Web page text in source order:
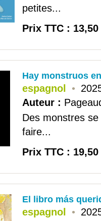
petites...
Prix TTC : 13,50
Hay monstruos
espagnol •
Auteur :
Des monstres
faire...
Prix TTC : 19,50
El libro más
espagnol •